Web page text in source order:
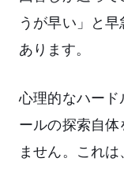
うが早い」と
あります。
心理的なハー
ールの探索自
ません。これ